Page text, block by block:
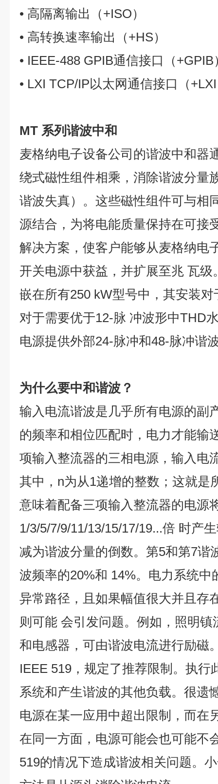
• 高隔离输出（+ISO）
• 高转换速率输出（+HS）
• IEEE-488 GPIB通信接口（+GPIB
• LXI TCP/IP以太网通信接口（
MT 系列谐波中和
麦格纳电子设备公司的谐波中和器
绕式磁性组件相乘，消除谐波分量
谐波失真）。这些磁性组件可与相
源结合，为将电能质量保持在可接
解决方案，使客户能够从麦格纳电
开关电源中获益，并扩展至兆 瓦
嵌在所有250 kW型号中，其安装
对于需要优于12-脉 冲波形中THD
电源提供外部24-脉冲和48-脉冲谐
为什么要中和谐波？
输入电流谐波是几乎所有电源的副
的频率和相位匹配时，电力才能输
项输入整流器的三相电源，输入电
其中，n为从1递增的整数；这就是
意味着配备三项输入整流器的电源
1/3/5/7/9/11/13/15/17/19...倍 时产
减为谐波分量的倒数。第5和第7谐
波频率的20%和 14%。电力系统中
异常路径，且如果幅值很大并且存
则可能 会引发问题。例如，照明
和电感器，可由谐波电流进行励磁
IEEE 519，规定了推荐限制。执行
系统和产生谐波的其他负载。很遗
电源在某一应用中超出限制，而在
在同一方面，电源可能会也可能不
519的情况下造成谐波相关问题。